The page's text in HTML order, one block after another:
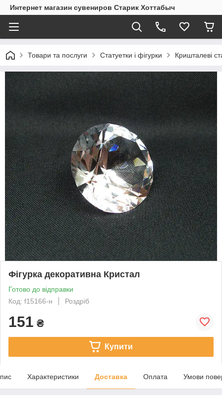
Интернет магазин сувениров Старик Хоттабыч
Товари та послуги Статуетки і фігурки Кришталеві
Фігурка декоративна Кристал
Готово до відправки
Код: f15166-н
Роздріб
151 ₴
Купити
Характеристики Доставка Оплата Умови